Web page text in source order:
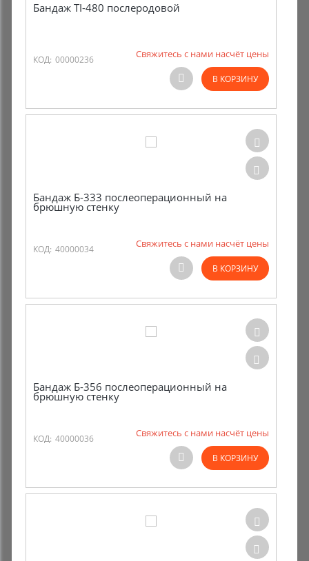
Бандаж TI-480 послеродовой
КОД: 00000236 Свяжитесь с нами насчёт цены
В КОРЗИНУ
Бандаж Б-333 послеоперационный на
брюшную стенку
КОД: 40000034 Свяжитесь с нами насчёт цены
В КОРЗИНУ
Бандаж Б-356 послеоперационный на
брюшную стенку
КОД: 40000036 Свяжитесь с нами насчёт цены
В КОРЗИНУ